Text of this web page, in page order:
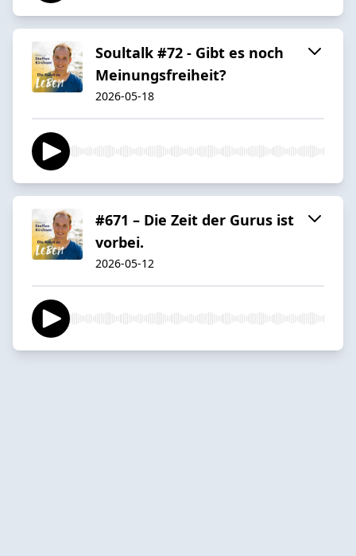
Soultalk #72 - Gibt es noch
Meinungsfreiheit?
2026-05-18
#671 – Die Zeit der Gurus ist
vorbei.
2026-05-12